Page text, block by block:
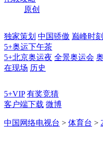
原创
独家策划 中国骄傲 巅峰时刻
5+奥运下午茶
5+北京奥运夜 全景奥运会
在现场 历史
5+VIP 有奖竞猜
客户端下载 微博
中国网络电视台 > 体育台 >